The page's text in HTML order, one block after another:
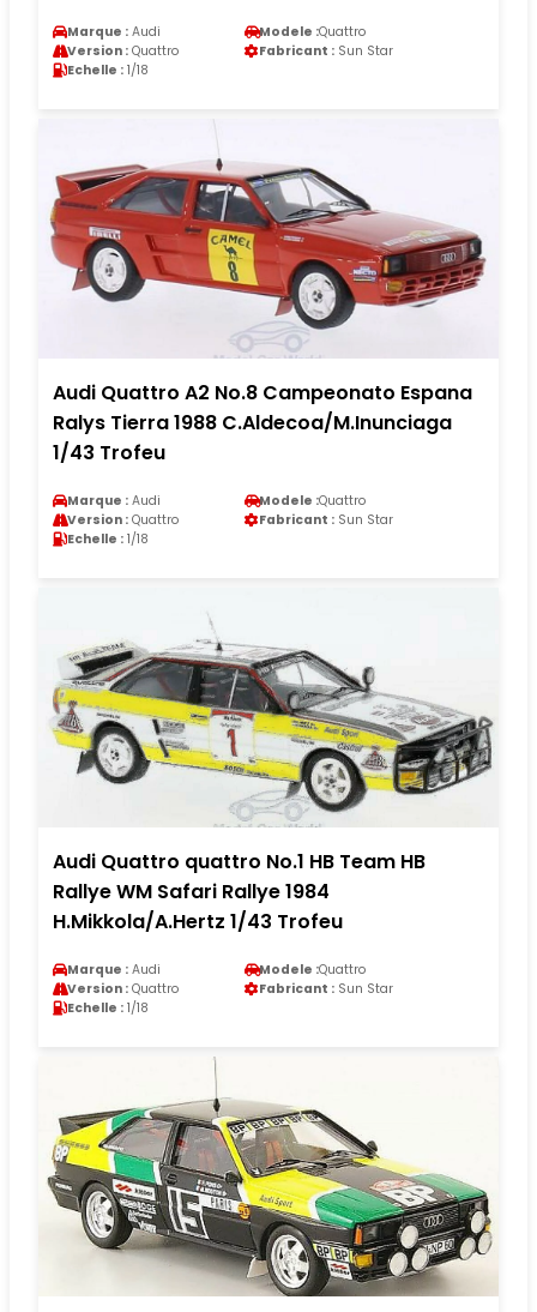
Marque : Audi Modele :Quattro
Version : Quattro Fabricant : Sun Star
Echelle : 1/18
Audi Quattro A2 No.8 Campeonato Espana
Ralys Tierra 1988 C.Aldecoa/M.Inunciaga
1/43 Trofeu
Marque : Audi Modele :Quattro
Version : Quattro Fabricant : Sun Star
Echelle : 1/18
Audi Quattro quattro No.1 HB Team HB
Rallye WM Safari Rallye 1984
H.Mikkola/A.Hertz 1/43 Trofeu
Marque : Audi Modele :Quattro
Version : Quattro Fabricant : Sun Star
Echelle : 1/18